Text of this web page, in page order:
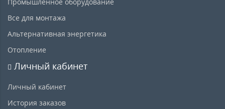
Все для монтажа
Альтернативная энергетика
Отопление
Личный кабинет
Личный кабинет
История заказов